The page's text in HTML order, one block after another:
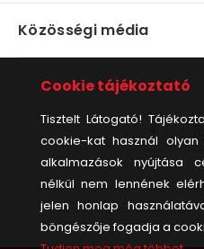
Közösségi média
© 2020. desedehungary.hu -
Cookie tájékoztató
Tisztelt Látogató!
cookie-kat használ
alkalmazások nyújtása
nélkül nem lennének
jelen honlap
böngészője fogadja a